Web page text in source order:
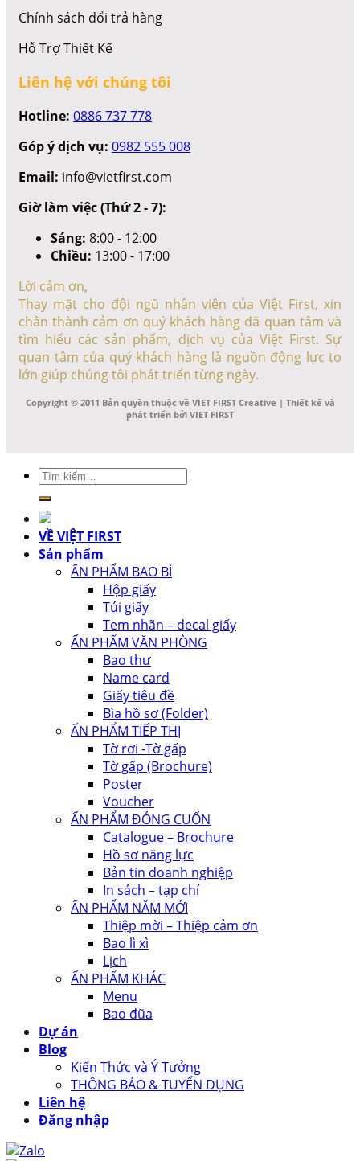
Chính sách đổi trả hàng
Hỗ Trợ Thiết Kế
Liên hệ với chúng tôi
Hotline: 0886 737 778
Góp ý dịch vụ: 0982 555 008
Email: info@vietfirst.com
Giờ làm việc (Thứ 2 - 7):
Sáng: 8:00 - 12:00
Chiều: 13:00 - 17:00
Lời cảm ơn,
Thay mặt cho đội ngũ nhân viên của Việt First, xin
chân thành cảm ơn quý khách hàng đã quan tâm và
tìm hiểu các sản phẩm, dịch vụ của Việt First. Sự
quan tâm của quý khách hàng là nguồn động lực to
lớn giúp chúng tôi phát triển từng ngày.
Copyright © 2011 Bản quyền thuộc về VIET FIRST Creative | Thiết kế và
phát triển bởi VIET FIRST
Tìm
kiếm:
VỀ VIỆT FIRST
Sản phẩm
ẤN PHẨM BAO BÌ
Hộp giấy
Túi giấy
Tem nhãn – decal giấy
ẤN PHẨM VĂN PHÒNG
Bao thư
Name card
Giấy tiêu đề
Bìa hồ sơ (Folder)
ẤN PHẨM TIẾP THỊ
Tờ rơi -Tờ gấp
Tờ gấp (Brochure)
Poster
Voucher
ẤN PHẨM ĐÓNG CUỐN
Catalogue – Brochure
Hồ sơ năng lực
Bản tin doanh nghiệp
In sách – tạp chí
ẤN PHẨM NĂM MỚI
Thiệp mời – Thiệp cảm ơn
Bao lì xì
Lịch
ẤN PHẨM KHÁC
Menu
Bao đũa
Dự án
Blog
Kiến Thức và Ý Tưởng
THÔNG BÁO & TUYỂN DỤNG
Liên hệ
Đăng nhập